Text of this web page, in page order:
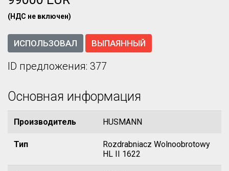
(НДС не включен)
ИСПОЛЬЗОВАЛ ВЫПАЯННЫЙ
ID предложения: 377
Основная информация
Производитель HUSMANN
Тип
Rozdrabniacz Wolnoobrotowy
HL II 1622